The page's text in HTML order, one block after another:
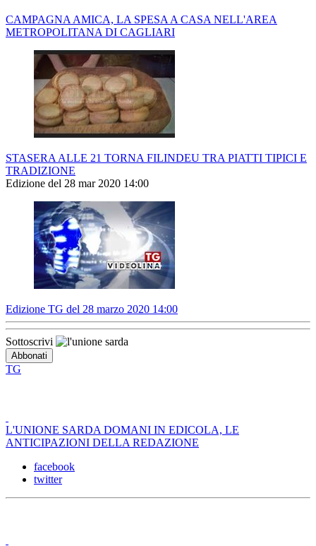
CAMPAGNA AMICA, LA SPESA A CASA NELL'AREA
METROPOLITANA DI CAGLIARI
STASERA ALLE 21 TORNA FILINDEU TRA PIATTI TIPICI E
TRADIZIONE
Edizione del 28 mar 2020 14:00
Edizione TG del 28 marzo 2020 14:00
Sottoscrivi
TG
L'UNIONE SARDA DOMANI IN EDICOLA, LE
ANTICIPAZIONI DELLA REDAZIONE
facebook
twitter